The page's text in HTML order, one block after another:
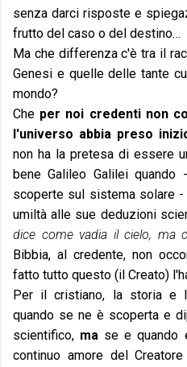
senza darci risposte e
frutto del caso o del destino…
Ma che differenza c'è tra il
Genesi e quelle delle tante
mondo?
Che per noi credenti non
l'universo abbia preso
non ha la pretesa di essere
bene Galileo Galilei
scoperte sul sistema solare -
umiltà alle sue deduzioni
dice come vadia il cielo, ma
Bibbia, al credente, non
fatto tutto questo (il Creato)
Per il cristiano, la storia e
quando se ne è scoperta e
scientifico, ma se e quando
continuo amore del